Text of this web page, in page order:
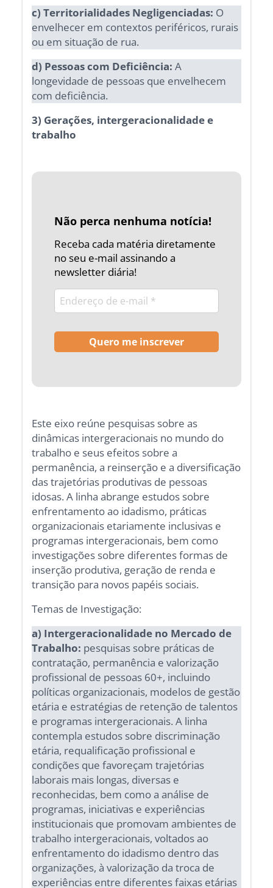
c) Territorialidades Negligenciadas: O
envelhecer em contextos periféricos, rurais
ou em situação de rua.
d) Pessoas com Deficiência: A
longevidade de pessoas que envelhecem
com deficiência.
3) Gerações, intergeracionalidade e
trabalho
Não perca nenhuma notícia!
Receba cada matéria diretamente
no seu e-mail assinando a
newsletter diária!
Este eixo reúne pesquisas sobre as
dinâmicas intergeracionais no mundo do
trabalho e seus efeitos sobre a
permanência, a reinserção e a diversificação
das trajetórias produtivas de pessoas
idosas. A linha abrange estudos sobre
enfrentamento ao idadismo, práticas
organizacionais etariamente inclusivas e
programas intergeracionais, bem como
investigações sobre diferentes formas de
inserção produtiva, geração de renda e
transição para novos papéis sociais.
Temas de Investigação:
a) Intergeracionalidade no Mercado de
Trabalho: pesquisas sobre práticas de
contratação, permanência e valorização
profissional de pessoas 60+, incluindo
políticas organizacionais, modelos de gestão
etária e estratégias de retenção de talentos
e programas intergeracionais. A linha
contempla estudos sobre discriminação
etária, requalificação profissional e
condições que favoreçam trajetórias
laborais mais longas, diversas e
reconhecidas, bem como a análise de
programas, iniciativas e experiências
institucionais que promovam ambientes de
trabalho intergeracionais, voltados ao
enfrentamento do idadismo dentro das
organizações, à valorização da troca de
experiências entre diferentes faixas etárias